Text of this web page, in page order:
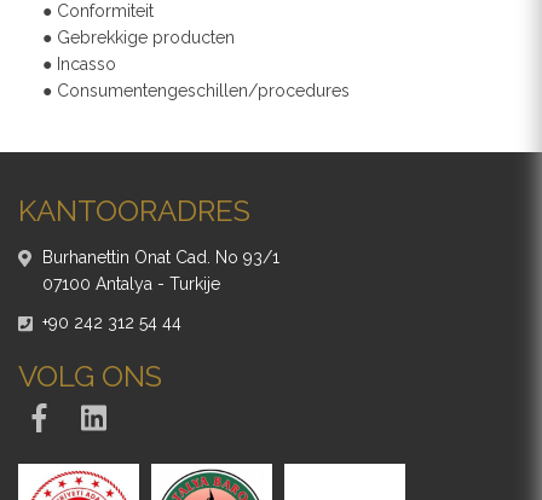
● Conformiteit
● Gebrekkige producten
● Incasso
● Consumentengeschillen/procedures
KANTOORADRES
Burhanettin Onat Cad. No 93/1
07100 Antalya - Turkije
+90 242 312 54 44
VOLG ONS